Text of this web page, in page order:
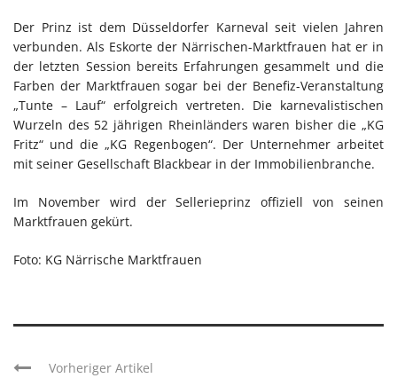
Der Prinz ist dem Düsseldorfer Karneval seit vielen Jahren
verbunden. Als Eskorte der Närrischen-Marktfrauen hat er in
der letzten Session bereits Erfahrungen gesammelt und die
Farben der Marktfrauen sogar bei der Benefiz-Veranstaltung
„Tunte – Lauf“ erfolgreich vertreten. Die karnevalistischen
Wurzeln des 52 jährigen Rheinländers waren bisher die „KG
Fritz“ und die „KG Regenbogen“. Der Unternehmer arbeitet
mit seiner Gesellschaft Blackbear in der Immobilienbranche.
Im November wird der Sellerieprinz offiziell von seinen
Marktfrauen gekürt.
Foto: KG Närrische Marktfrauen
Vorheriger Artikel